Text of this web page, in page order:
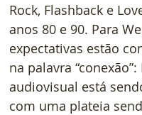
Rock, Flashback e
anos 80 e 90. Para
expectativas estão
na palavra “conexão”:
audiovisual está
com uma plateia